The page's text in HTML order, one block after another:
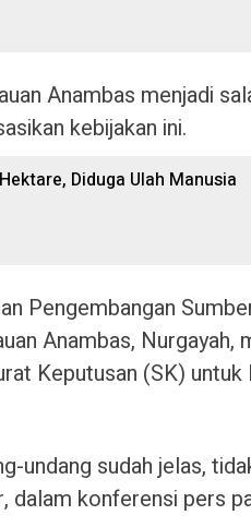
Anambas menjadi
kebijakan ini.
Diduga Ulah Manusia
Pengembangan
Anambas, Nurgayah,
Keputusan (SK)
undang sudah jelas,
dalam konferensi pers